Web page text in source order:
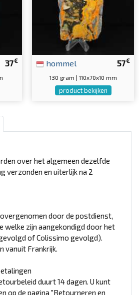
37€ 57€
hommel
130 gram | 110x70x10 mm
product bekijken
over het algemeen dezelfde
verzonden en uiterlijk na 2
door de postdienst,
welke zijn aangekondigd door het
of Colissimo gevolgd).
vanuit Frankrijk.
duurt 14 dagen. U kunt
op de pagina "Retourneren en